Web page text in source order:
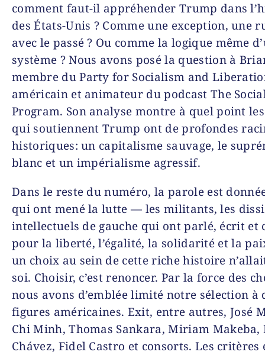
comment faut-il appréhender Trump dans
des États-Unis ? Comme une exception, une
avec le passé ? Ou comme la logique même
système ? Nous avons posé la question à
membre duParty for Socialism and
américain et animateur du podcast The
Program. Son analyse montre à quel point
qui soutiennent Trump ont de profondes
historiques: un capitalisme sauvage, le
blanc et un impérialisme agressif.
Dans le reste du numéro, la parole est
qui ont mené la lutte — les militants, les
intellectuels de gauche qui ont parlé, écrit et
pour la liberté, l’égalité, la solidarité et la
un choix au sein de cette riche histoire
soi. Choisir, c’est renoncer. Par la force des
nous avons d’emblée limité notre sélection à
figures américaines. Exit, entre autres, José
Chi Minh, Thomas Sankara, Miriam Makeba,
Chávez, Fidel Castro et consorts. Les critères